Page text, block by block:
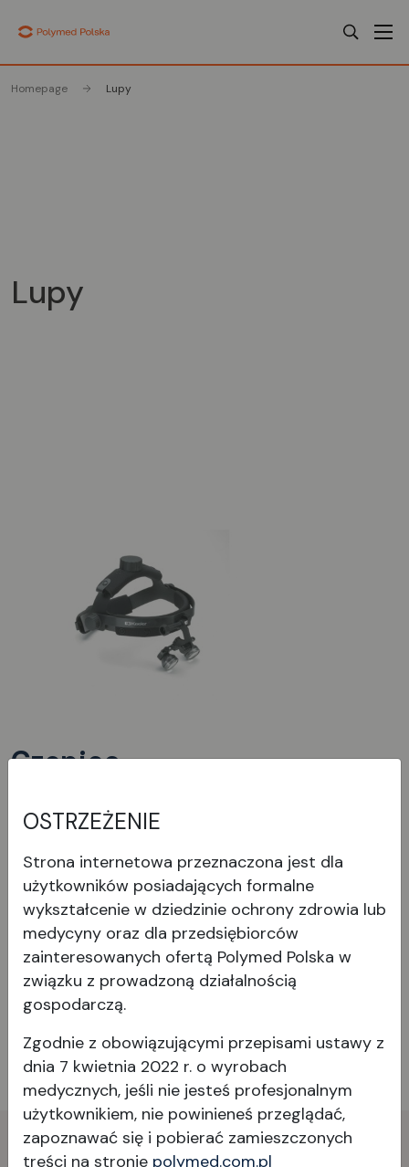
Homepage Lupy
Lupy
Czepiec
Wyświetl produkt
Poprzednia
OSTRZEŻENIE
Strona internetowa przeznaczona jest dla
użytkowników posiadających formalne
wykształcenie w dziedzinie ochrony zdrowia lub
medycyny oraz dla przedsiębiorców
zainteresowanych ofertą Polymed Polska w
związku z prowadzoną działalnością
gospodarczą.
Zgodnie z obowiązującymi przepisami ustawy z
dnia 7 kwietnia 2022 r. o wyrobach
medycznych, jeśli nie jesteś profesjonalnym
użytkownikiem, nie powinieneś przeglądać,
zapoznawać się i pobierać zamieszczonych
treści na stronie polymed.com.pl